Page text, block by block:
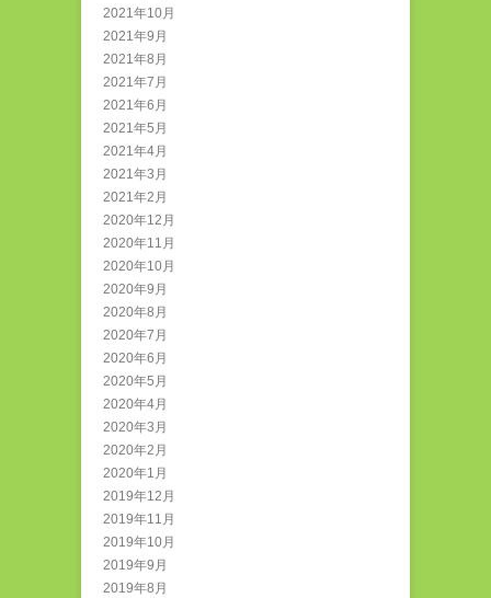
2021年10月
2021年9月
2021年8月
2021年7月
2021年6月
2021年5月
2021年4月
2021年3月
2021年2月
2020年12月
2020年11月
2020年10月
2020年9月
2020年8月
2020年7月
2020年6月
2020年5月
2020年4月
2020年3月
2020年2月
2020年1月
2019年12月
2019年11月
2019年10月
2019年9月
2019年8月